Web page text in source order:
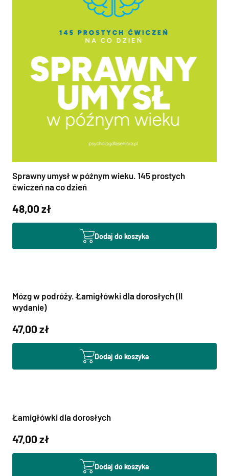
Sprawny umysł w późnym wieku. 145 prostych
ćwiczeń na co dzień
48,00 zł
Dodaj do koszyka
Mózg w podróży. Łamigłówki dla dorosłych (II
wydanie)
47,00 zł
Dodaj do koszyka
Łamigłówki dla dorosłych
47,00 zł
Dodaj do koszyka